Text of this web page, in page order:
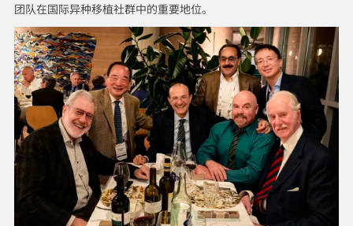
团队在国际异种移植社群中的重要地位。